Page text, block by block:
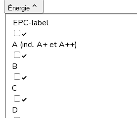
Énergie
EPC-label
A (incl. A+ et A++)
B
C
D